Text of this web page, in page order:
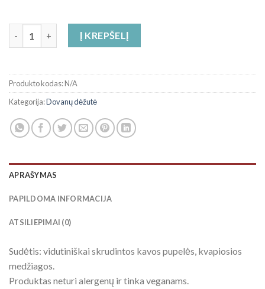
produkto kiekis: Dovanų pakuotė 3x200g Pasirinkite savo
Į KREPŠELĮ
Produkto kodas:N/A
Kategorija:Dovanų dėžutė
APRAŠYMAS
PAPILDOMA INFORMACIJA
ATSILIEPIMAI (0)
Sudėtis: vidutiniškai skrudintos kavos pupelės, kvapiosios
medžiagos.
Produktas neturi alergenų ir tinka veganams.